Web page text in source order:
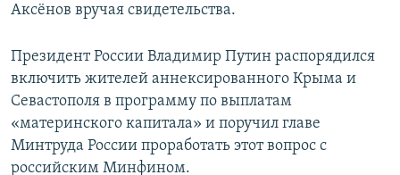
Аксёнов вручая свидетельства.
Президент России Владимир Путин распорядился
включить жителей аннексированного Крыма и
Севастополя в программу по выплатам
«материнского капитала» и поручил главе
Минтруда России проработать этот вопрос с
российским Минфином.